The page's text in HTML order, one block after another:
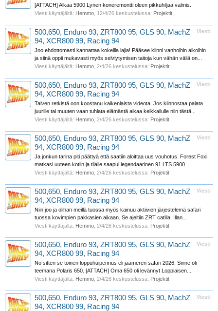
[ATTACH] Alkaa 5900 Lynen koneremontti oleen pikkuhiljaa valmis.
Viesti käyttäjältä: Hemmo 12/4/26 keskustelussa: Projektit
Viesti
500,650, Enduro 93, ZRT800 95, GLS 90, MachZ
94, XCR800 99, Racing 94
Joo ehdottomasti kannattaa kokeilla lajia! Pääsee kiinni vanhoihin aikoihin
ja siinä oppii mukavasti myös selviytymisen taitoja kun vähän väliä on...
Viesti käyttäjältä: Hemmo 2/4/26 keskustelussa: Projektit
Viesti
500,650, Enduro 93, ZRT800 95, GLS 90, MachZ
94, XCR800 99, Racing 94
Talven retkistä oon koostanu kaikenlaista videota. Jos kiinnostaa palata
juurille tai muuten vaan tuhlata elämästä aikaa kelkkailulle niin tästä...
Viesti käyttäjältä: Hemmo 2/4/26 keskustelussa: Projektit
Viesti
500,650, Enduro 93, ZRT800 95, GLS 90, MachZ
94, XCR800 99, Racing 94
Ja jonkun tarina piti päättyä että saatiin aloittaa uus vouhotus. Forest Foxi
matkasi uuteen kotiin ja tilalle saapui legendaarinen 91 LTS 5900....
Viesti käyttäjältä: Hemmo 2/4/26 keskustelussa: Projektit
Viesti
500,650, Enduro 93, ZRT800 95, GLS 90, MachZ
94, XCR800 99, Racing 94
Niin joo ja olihan meillä tuossa myös kainuu aktiivien järjestelemä safari
tuossa kovimpien pakkasien aikaan. Se ajeltiin ZRT catilla. Illan...
Viesti käyttäjältä: Hemmo 2/4/26 keskustelussa: Projektit
Viesti
500,650, Enduro 93, ZRT800 95, GLS 90, MachZ
94, XCR800 99, Racing 94
No sitten se toinen loppuhuipennus eli jäämeren safari 2026. Sinne oli
teemana Polaris 650. [ATTACH] Oma 650 oli levännyt Loppiaisen...
Viesti käyttäjältä: Hemmo 2/4/26 keskustelussa: Projektit
Viesti
500,650, Enduro 93, ZRT800 95, GLS 90, MachZ
94, XCR800 99, Racing 94